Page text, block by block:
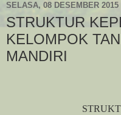
SELASA, 08 DESEMBER 2015
STRUKTUR
KELOMPOK
MANDIRI